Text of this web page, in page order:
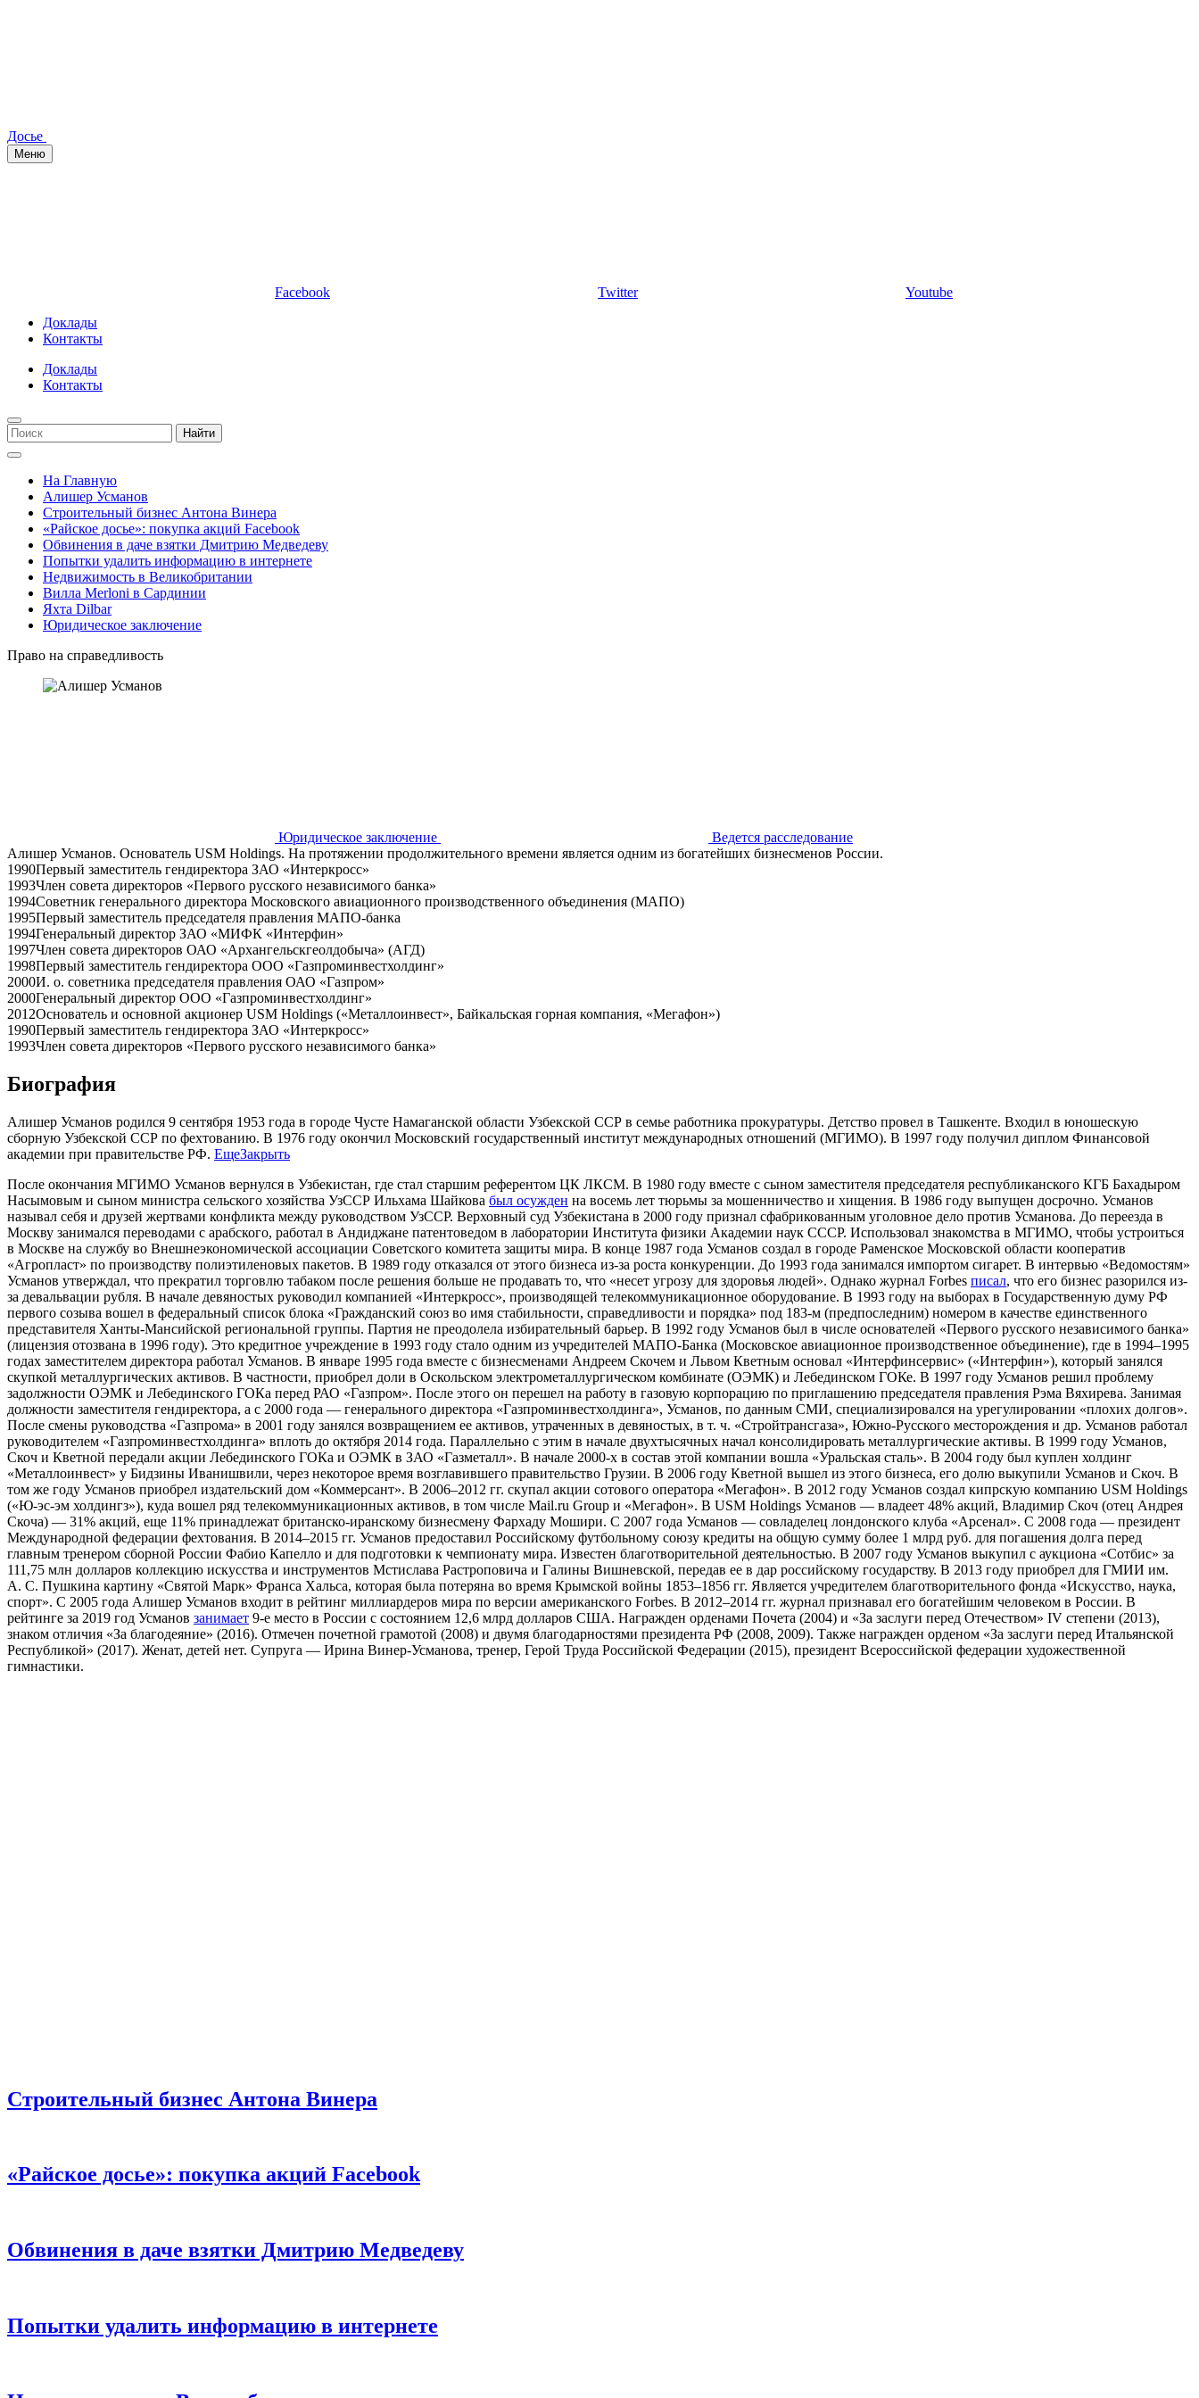
Досье
Меню
Facebook Twitter
Youtube
Доклады
Контакты
Доклады
Контакты
Найти
На Главную
Алишер Усманов
Строительный бизнес Антона Винера
«Райское досье»: покупка акций Facebook
Обвинения в даче взятки Дмитрию Медведеву
Попытки удалить информацию в интернете
Недвижимость в Великобритании
Вилла Merloni в Сардинии
Яхта Dilbar
Юридическое заключение
Право на справедливость
Юридическое заключение
Ведется расследование
Алишер Усманов. Основатель USM Holdings. На протяжении продолжительного времени является одним из богатейших бизнесменов России.
1990Первый заместитель гендиректора ЗАО «Интеркросс»
1993Член совета директоров «Первого русского независимого банка»
1994Советник генерального директора Московского авиационного производственного объединения (МАПО)
1995Первый заместитель председателя правления МАПО-банка
1994Генеральный директор ЗАО «МИФК «Интерфин»
1997Член совета директоров ОАО «Архангельскгеолдобыча» (АГД)
1998Первый заместитель гендиректора ООО «Газпроминвестхолдинг»
2000И. о. советника председателя правления ОАО «Газпром»
2000Генеральный директор ООО «Газпроминвестхолдинг»
2012Основатель и основной акционер USM Holdings («Металлоинвест», Байкальская горная компания, «Мегафон»)
1990Первый заместитель гендиректора ЗАО «Интеркросс»
1993Член совета директоров «Первого русского независимого банка»
Биография
Алишер Усманов родился 9 сентября 1953 года в городе Чусте Намаганской области Узбекской ССР в семье работника прокуратуры. Детство провел в Ташкенте. Входил в юношескую
сборную Узбекской ССР по фехтованию. В 1976 году окончил Московский государственный институт международных отношений (МГИМО). В 1997 году получил диплом Финансовой
академии при правительстве РФ. ЕщеЗакрыть
После окончания МГИМО Усманов вернулся в Узбекистан, где стал старшим референтом ЦК ЛКСМ. В 1980 году вместе с сыном заместителя председателя республиканского КГБ Бахадыром
Насымовым и сыном министра сельского хозяйства УзССР Ильхама Шайкова был осужден на восемь лет тюрьмы за мошенничество и хищения. В 1986 году выпущен досрочно. Усманов
называл себя и друзей жертвами конфликта между руководством УзССР. Верховный суд Узбекистана в 2000 году признал сфабрикованным уголовное дело против Усманова. До переезда в
Москву занимался переводами с арабского, работал в Андиджане патентоведом в лаборатории Института физики Академии наук СССР. Использовал знакомства в МГИМО, чтобы устроиться
в Москве на службу во Внешнеэкономической ассоциации Советского комитета защиты мира. В конце 1987 года Усманов создал в городе Раменское Московской области кооператив
«Агропласт» по производству полиэтиленовых пакетов. В 1989 году отказался от этого бизнеса из-за роста конкуренции. До 1993 года занимался импортом сигарет. В интервью «Ведомостям»
Усманов утверждал, что прекратил торговлю табаком после решения больше не продавать то, что «несет угрозу для здоровья людей». Однако журнал Forbes писал, что его бизнес разорился из-
за девальвации рубля. В начале девяностых руководил компанией «Интеркросс», производящей телекоммуникационное оборудование. В 1993 году на выборах в Государственную думу РФ
первого созыва вошел в федеральный список блока «Гражданский союз во имя стабильности, справедливости и порядка» под 183-м (предпоследним) номером в качестве единственного
представителя Ханты-Мансийской региональной группы. Партия не преодолела избирательный барьер. В 1992 году Усманов был в числе основателей «Первого русского независимого банка»
(лицензия отозвана в 1996 году). Это кредитное учреждение в 1993 году стало одним из учредителей МАПО-Банка (Московское авиационное производственное объединение), где в 1994–1995
годах заместителем директора работал Усманов. В январе 1995 года вместе с бизнесменами Андреем Скочем и Львом Кветным основал «Интерфинсервис» («Интерфин»), который занялся
скупкой металлургических активов. В частности, приобрел доли в Оскольском электрометаллургическом комбинате (ОЭМК) и Лебединском ГОКе. В 1997 году Усманов решил проблему
задолжности ОЭМК и Лебединского ГОКа перед РАО «Газпром». После этого он перешел на работу в газовую корпорацию по приглашению председателя правления Рэма Вяхирева. Занимая
должности заместителя гендиректора, а с 2000 года — генерального директора «Газпроминвестхолдинга», Усманов, по данным СМИ, специализировался на урегулировании «плохих долгов».
После смены руководства «Газпрома» в 2001 году занялся возвращением ее активов, утраченных в девяностых, в т. ч. «Стройтрансгаза», Южно-Русского месторождения и др. Усманов работал
руководителем «Газпроминвестхолдинга» вплоть до октября 2014 года. Параллельно с этим в начале двухтысячных начал консолидировать металлургические активы. В 1999 году Усманов,
Скоч и Кветной передали акции Лебединского ГОКа и ОЭМК в ЗАО «Газметалл». В начале 2000-х в состав этой компании вошла «Уральская сталь». В 2004 году был куплен холдинг
«Металлоинвест» у Бидзины Иванишвили, через некоторое время возглавившего правительство Грузии. В 2006 году Кветной вышел из этого бизнеса, его долю выкупили Усманов и Скоч. В
том же году Усманов приобрел издательский дом «Коммерсант». В 2006–2012 гг. скупал акции сотового оператора «Мегафон». В 2012 году Усманов создал кипрскую компанию USM Holdings
(«Ю-эс-эм холдингз»), куда вошел ряд телекоммуникационных активов, в том числе Mail.ru Group и «Мегафон». В USM Holdings Усманов — владеет 48% акций, Владимир Скоч (отец Андрея
Скоча) — 31% акций, еще 11% принадлежат британско-иранскому бизнесмену Фархаду Мошири. С 2007 года Усманов — совладелец лондонского клуба «Арсенал». С 2008 года — президент
Международной федерации фехтования. В 2014–2015 гг. Усманов предоставил Российскому футбольному союзу кредиты на общую сумму более 1 млрд руб. для погашения долга перед
главным тренером сборной России Фабио Капелло и для подготовки к чемпионату мира. Известен благотворительной деятельностью. В 2007 году Усманов выкупил с аукциона «Сотбис» за
111,75 млн долларов коллекцию искусства и инструментов Мстислава Растроповича и Галины Вишневской, передав ее в дар российскому государству. В 2013 году приобрел для ГМИИ им.
А. С. Пушкина картину «Святой Марк» Франса Хальса, которая была потеряна во время Крымской войны 1853–1856 гг. Является учредителем благотворительного фонда «Искусство, наука,
спорт». С 2005 года Алишер Усманов входит в рейтинг миллиардеров мира по версии американского Forbes. В 2012–2014 гг. журнал признавал его богатейшим человеком в России. В
рейтинге за 2019 год Усманов занимает 9-е место в России с состоянием 12,6 млрд долларов США. Награжден орденами Почета (2004) и «За заслуги перед Отечеством» IV степени (2013),
знаком отличия «За благодеяние» (2016). Отмечен почетной грамотой (2008) и двумя благодарностями президента РФ (2008, 2009). Также награжден орденом «За заслуги перед Итальянской
Республикой» (2017). Женат, детей нет. Супруга — Ирина Винер-Усманова, тренер, Герой Труда Российской Федерации (2015), президент Всероссийской федерации художественной
гимнастики.
Строительный бизнес Антона Винера
«Райское досье»: покупка акций Facebook
Обвинения в даче взятки Дмитрию Медведеву
Попытки удалить информацию в интернете